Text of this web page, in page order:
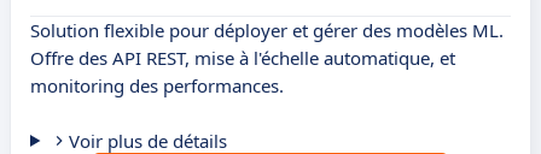
Solution flexible pour déployer et gérer des modèles ML.
Offre des API REST, mise à l'échelle automatique, et
monitoring des performances.
Voir plus de détails